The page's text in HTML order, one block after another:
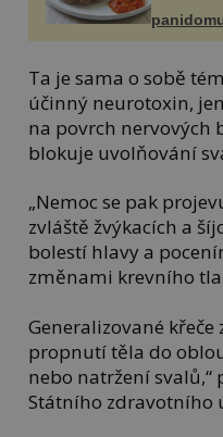
Ta je sama o sobě
účinný neurotoxin,
na povrch nervových
blokuje uvolňování
„Nemoc se pak
zvláště žvýkacích a
bolestí hlavy a
změnami krevního
Generalizované
propnutí těla do
nebo natržení svalů,“
Státního zdravotního